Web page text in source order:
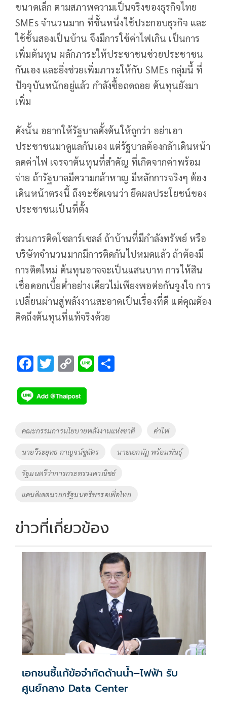
ขนาดเล็ก ตามสภาพความเป็นจริงของธุรกิจไทย
SMEs จํานวนมาก ที่ชั้นหนึ่งใช้ประกอบธุรกิจ และ
ใช้ชั้นสองเป็นบ้าน จึงมีการใช้ค่าไฟเกิน เป็นการ
เพิ่มต้นทุน ผลักภาระให้ประชาชนช่วยประชาชน
กันเอง และยิ่งช่วยเพิ่มภาระให้กับ SMEs กลุ่มนี้ ที่
ปัจจุบันหนักอยู่แล้ว กําลังซื้อถดถอย ต้นทุนยังมา
เพิ่ม
ดังนั้น อยากให้รัฐบาลตั้งต้นให้ถูกว่า อย่าเอา
ประชาชนมาดูแลกันเอง แต่รัฐบาลต้องกล้าเดินหน้า
ลดค่าไฟ เจรจาต้นทุนที่สําคัญ ที่เกิดจากค่าพร้อม
จ่าย ถ้ารัฐบาลมีความกล้าหาญ มีหลักการจริงๆ ต้อง
เดินหน้าตรงนี้ ถึงจะชัดเจนว่า ยึดผลประโยชน์ของ
ประชาชนเป็นที่ตั้ง
ส่วนการติดโซลาร์เซลล์ ถ้าบ้านที่มีกําลังทรัพย์ หรือ
บริษัทจํานวนมากมีการติดกันไปหมดแล้ว ถ้าต้องมี
การติดใหม่ ต้นทุนอาจจะเป็นแสนบาท การให้สิน
เชื่อดอกเบี้ยต่ำอย่างเดียวไม่เพียงพอต่อกันจูงใจ การ
เปลี่ยนผ่านสู่พลังงานสะอาดเป็นเรื่องที่ดี แต่คุณต้อง
คิดถึงต้นทุนที่แท้จริงด้วย
F
e
b
o
o
k
T
tt
er
C
p
y
Li
n
k
Li
Tags
คณะกรรมการนโยบายพลังงานแห่งชาติ ค่าไฟ
นายวีระยุทธ กาญจน์ชูฉัตร นายเอกนัฏ พร้อมพันธุ์
รัฐมนตรีว่าการกระทรวงพาณิชย์
แคนดิเดตนายกรัฐมนตรีพรรคเพื่อไทย
ข่าวที่เกี่ยวข้อง
เอกชนชี้แก้ข้อจำกัดด้านน้ำ–ไฟฟ้า รับ
ศูนย์กลาง Data Center